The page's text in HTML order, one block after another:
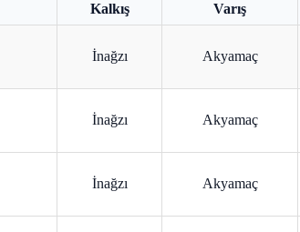
Kalkış Varış
İnağzı Akyamaç
İnağzı Akyamaç
İnağzı Akyamaç